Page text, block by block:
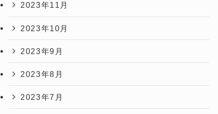
2023年11月
2023年10月
2023年9月
2023年8月
2023年7月